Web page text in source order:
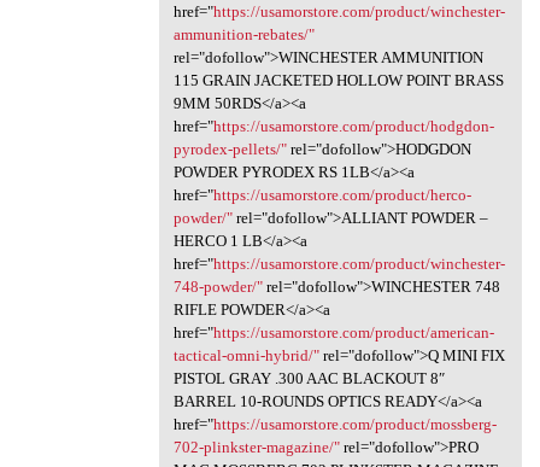
href="https://usamorstore.com/product/winchester-
ammunition-rebates/"
rel="dofollow">WINCHESTER AMMUNITION
115 GRAIN JACKETED HOLLOW POINT BRASS
9MM 50RDS</a><a
href="https://usamorstore.com/product/hodgdon-
pyrodex-pellets/"rel="dofollow">HODGDON
POWDER PYRODEX RS 1LB</a><a
href="https://usamorstore.com/product/herco-
powder/"rel="dofollow">ALLIANT POWDER –
HERCO 1 LB</a><a
href="https://usamorstore.com/product/winchester-
748-powder/"rel="dofollow">WINCHESTER 748
RIFLE POWDER</a><a
href="https://usamorstore.com/product/american-
tactical-omni-hybrid/"rel="dofollow">Q MINI FIX
PISTOL GRAY .300 AAC BLACKOUT 8″
BARREL 10-ROUNDS OPTICS READY</a><a
href="https://usamorstore.com/product/mossberg-
702-plinkster-magazine/"rel="dofollow">PRO